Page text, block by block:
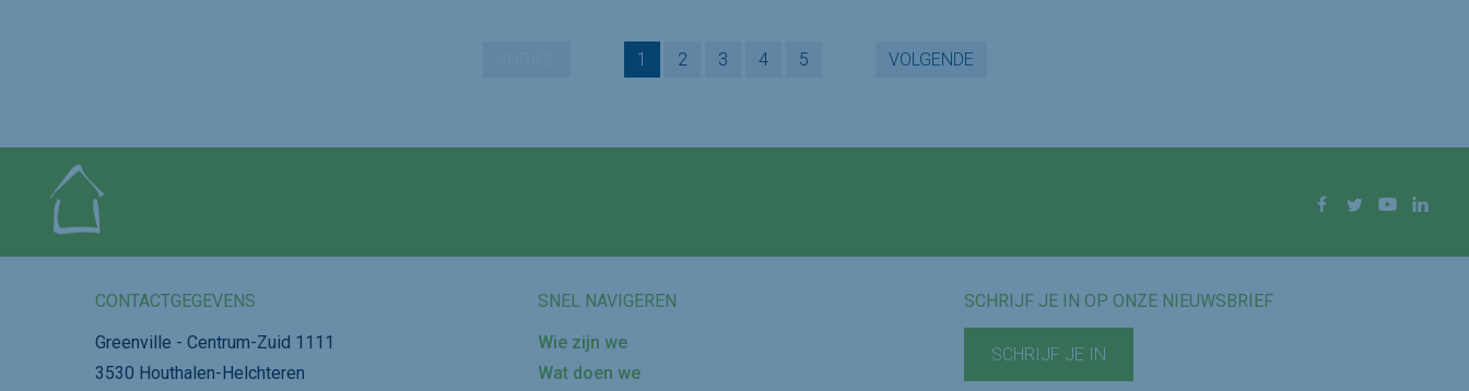
1 2 3 4 5 VOLGENDE
Facebook
Twitter YouTube
CONTACTGEGEVENS
Greenville - Centrum-Zuid 1111
3530 Houthalen-Helchteren
SNEL NAVIGEREN
Wie zijn we
Wat doen we
SCHRIJF JE IN OP ONZE NIEUWSBRIEF
SCHRIJF JE IN